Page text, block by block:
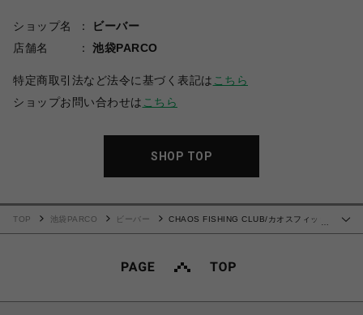
ショップ名
ビーバー
店舗名
池袋PARCO
特定商取引法など法令に基づく表記は こちら
ショップお問い合わせは こちら
SHOP TOP
TOP 池袋PARCO ビーバー
CHAOS FISHING CLUB/カオスフィッシ